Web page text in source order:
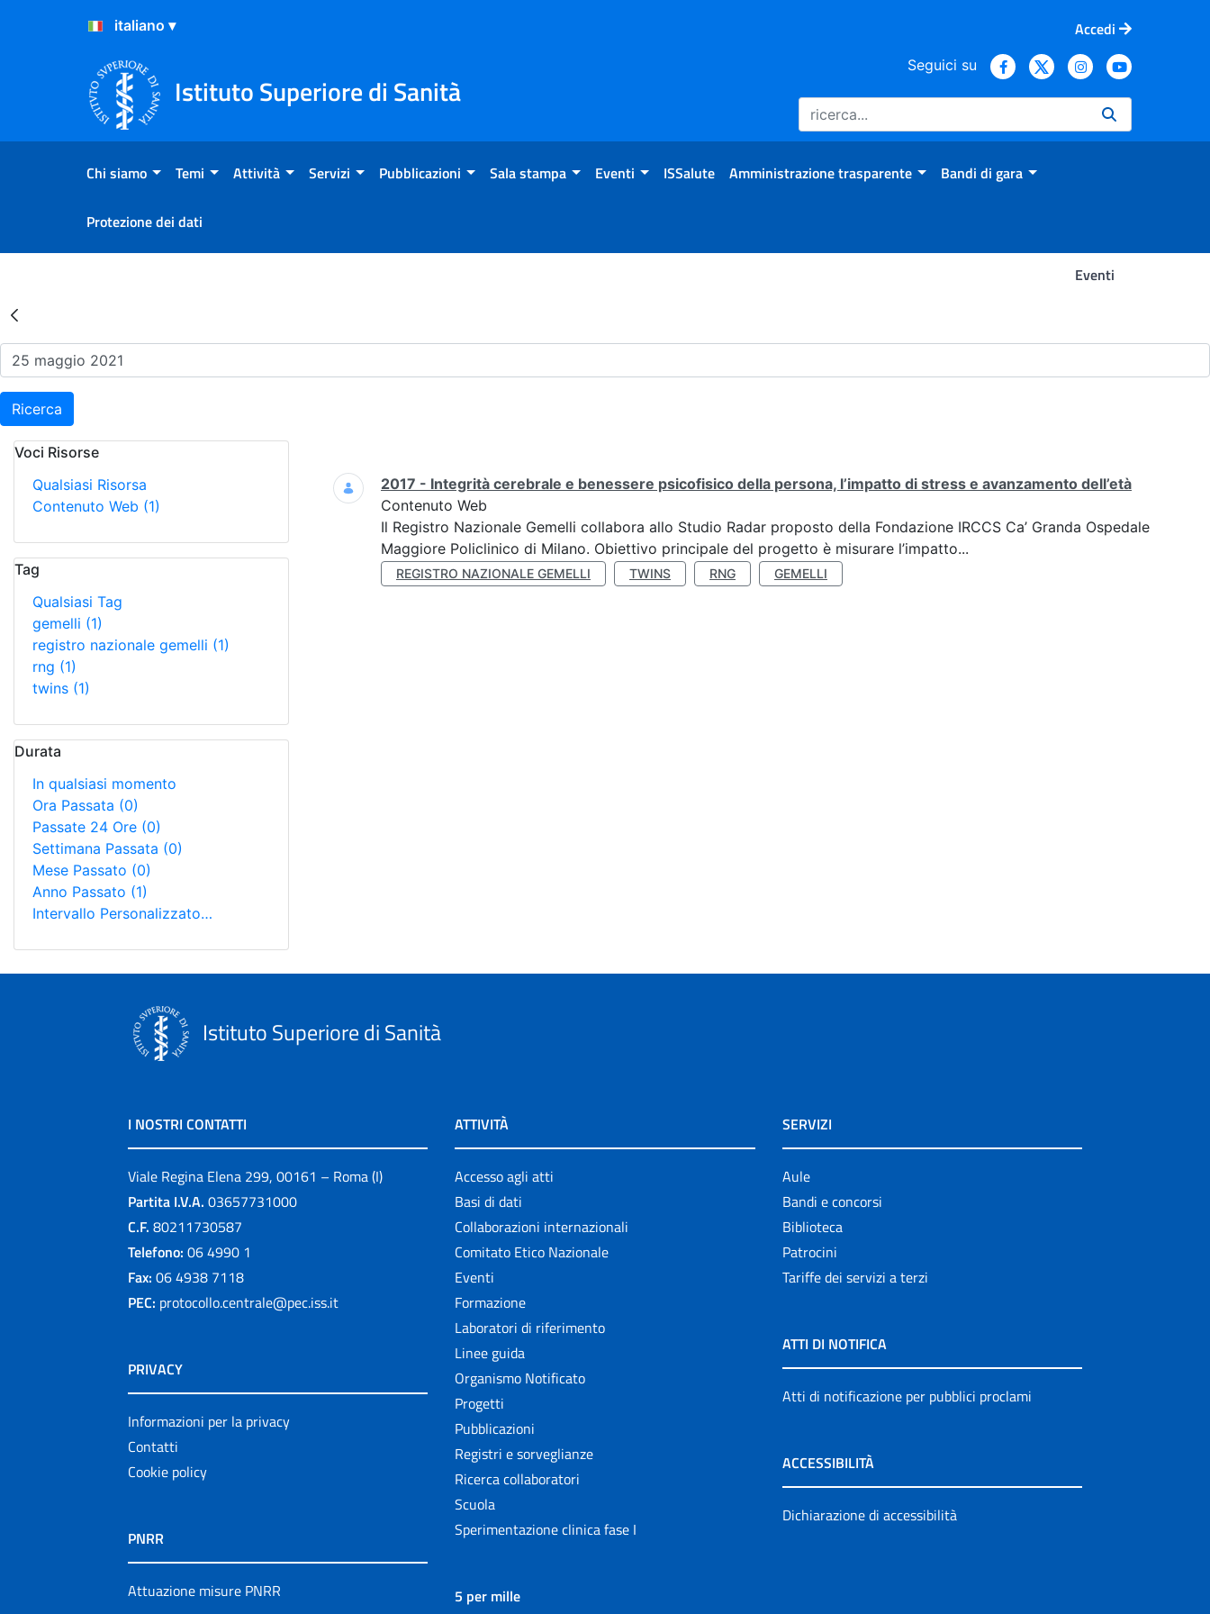
Salta al Contenuto
Salta al Footer
Accedi
Istituto Superiore di Sanità
Seguici su
Chi siamo Temi Attività Servizi Pubblicazioni Sala stampa Eventi ISSalute Amministrazione trasparente Bandi di gara
Protezione dei dati
Eventi
Risultati della Ricerca - Eventi
Ricerca
Voci Risorse
Qualsiasi Risorsa
Contenuto Web (1)
Tag
Qualsiasi Tag
gemelli (1)
registro nazionale gemelli (1)
rng (1)
twins (1)
Durata
In qualsiasi momento
Ora Passata (0)
Passate 24 Ore (0)
Settimana Passata (0)
Mese Passato (0)
Anno Passato (1)
Intervallo Personalizzato…
Ricerca
2017 - Integrità cerebrale e benessere psicofisico della persona, l’impatto di stress e avanzamento dell’età
Contenuto Web
Il Registro Nazionale Gemelli collabora allo Studio Radar proposto della Fondazione IRCCS Ca’ Granda Ospedale
Maggiore Policlinico di Milano. Obiettivo principale del progetto è misurare l’impatto...
REGISTRO NAZIONALE GEMELLI TWINS RNG GEMELLI
Istituto Superiore di Sanità
I NOSTRI CONTATTI
Viale Regina Elena 299, 00161 – Roma (I)
Partita I.V.A. 03657731000
C.F. 80211730587
Telefono: 06 4990 1
Fax: 06 4938 7118
PEC: protocollo.centrale@pec.iss.it
PRIVACY
Informazioni per la privacy
Contatti
Cookie policy
PNRR
Attuazione misure PNRR
ATTIVITÀ
Accesso agli atti
Basi di dati
Collaborazioni internazionali
Comitato Etico Nazionale
Eventi
Formazione
Laboratori di riferimento
Linee guida
Organismo Notificato
Progetti
Pubblicazioni
Registri e sorveglianze
Ricerca collaboratori
Scuola
Sperimentazione clinica fase I
5 per mille
SERVIZI
Aule
Bandi e concorsi
Biblioteca
Patrocini
Tariffe dei servizi a terzi
ATTI DI NOTIFICA
Atti di notificazione per pubblici proclami
ACCESSIBILITÀ
Dichiarazione di accessibilità